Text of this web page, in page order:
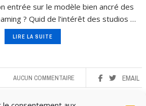
entrée sur le modèle bien ancré des
? Quid de l’intérêt des studios …
LIRE LA SUITE
EMAIL
AUCUN COMMENTAIRE